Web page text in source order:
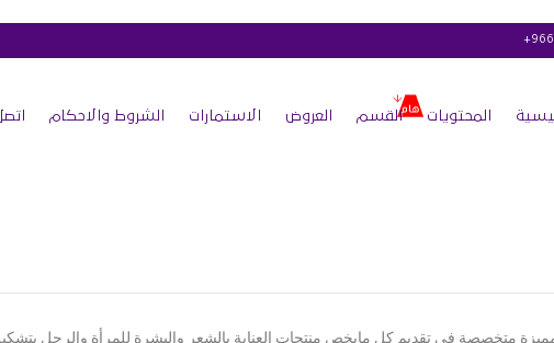
المحتويات القسم العروض الاستمارات الشروط والاحكام
متخصصة في تقديم كل مايخص منتجات العناية بالشعر والبشرة للمرأة والرجل